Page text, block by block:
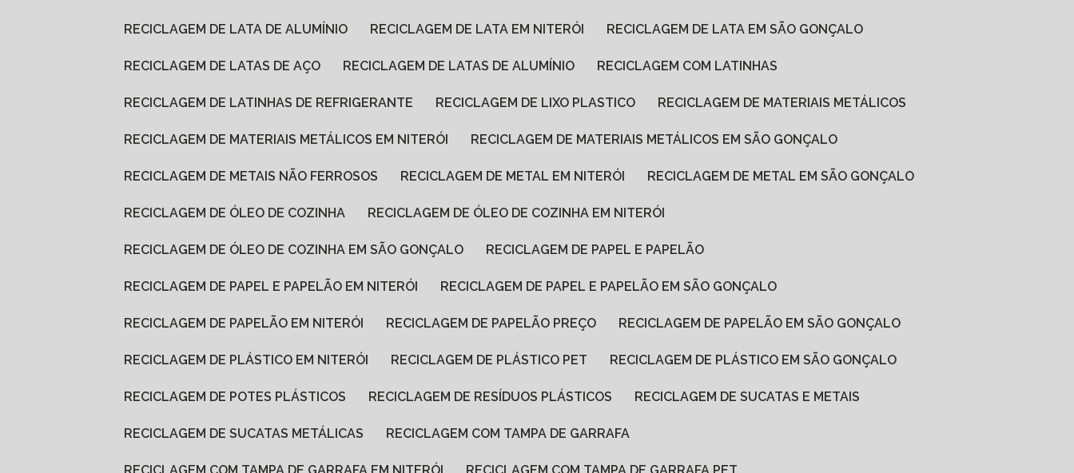
RECICLAGEM DE LATA DE ALUMÍNIO RECICLAGEM DE LATA EM NITERÓI RECICLAGEM DE LATA EM SÃO GONÇALO
RECICLAGEM DE LATAS DE AÇO RECICLAGEM DE LATAS DE ALUMÍNIO RECICLAGEM COM LATINHAS
RECICLAGEM DE LATINHAS DE REFRIGERANTE RECICLAGEM DE LIXO PLASTICO RECICLAGEM DE MATERIAIS METÁLICOS
RECICLAGEM DE MATERIAIS METÁLICOS EM NITERÓI RECICLAGEM DE MATERIAIS METÁLICOS EM SÃO GONÇALO
RECICLAGEM DE METAIS NÃO FERROSOS RECICLAGEM DE METAL EM NITERÓI RECICLAGEM DE METAL EM SÃO GONÇALO
RECICLAGEM DE ÓLEO DE COZINHA RECICLAGEM DE ÓLEO DE COZINHA EM NITERÓI
RECICLAGEM DE ÓLEO DE COZINHA EM SÃO GONÇALO RECICLAGEM DE PAPEL E PAPELÃO
RECICLAGEM DE PAPEL E PAPELÃO EM NITERÓI RECICLAGEM DE PAPEL E PAPELÃO EM SÃO GONÇALO
RECICLAGEM DE PAPELÃO EM NITERÓI RECICLAGEM DE PAPELÃO PREÇO RECICLAGEM DE PAPELÃO EM SÃO GONÇALO
RECICLAGEM DE PLÁSTICO EM NITERÓI RECICLAGEM DE PLÁSTICO PET RECICLAGEM DE PLÁSTICO EM SÃO GONÇALO
RECICLAGEM DE POTES PLÁSTICOS RECICLAGEM DE RESÍDUOS PLÁSTICOS RECICLAGEM DE SUCATAS E METAIS
RECICLAGEM DE SUCATAS METÁLICAS RECICLAGEM COM TAMPA DE GARRAFA